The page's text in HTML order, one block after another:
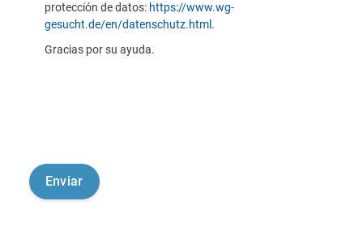
protección de datos: https://www.wg-
gesucht.de/en/datenschutz.html .
Gracias por su ayuda.